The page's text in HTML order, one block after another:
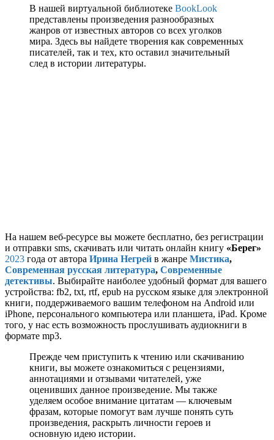
В нашей виртуальной библиотеке BookLook
представлены произведения разнообразных
жанров от известных авторов со всех уголков
мира. Здесь вы найдете творения как современных
писателей, так и тех, кто оставил значительный
след в истории литературы.
На нашем веб-ресурсе вы можете бесплатно, без регистрации
и отправки sms, скачивать или читать онлайн книгу «Берег»
2023 года от автора Ирина Негрей в жанре Мистика,
Современная русская литература, Современные
детективы. Выбирайте наиболее удобный формат для вашего
устройства: fb2, txt, rtf, epub на русском языке для электронной
книги, поддерживаемого вашим телефоном на Android или
iPhone, персонального компьютера или планшета, iPad. Кроме
того, у нас есть возможность прослушивать аудиокниги в
формате mp3.
Прежде чем приступить к чтению или скачиванию
книги, вы можете ознакомиться с рецензиями,
аннотациями и отзывами читателей, уже
оценивших данное произведение. Мы также
уделяем особое внимание цитатам — ключевым
фразам, которые помогут вам лучше понять суть
произведения, раскрыть личности героев и
основную идею истории.